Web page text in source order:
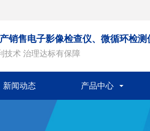
销售电子影像检查仪、微循环检测
技术 治理达标有保障
新闻动态 产品中心